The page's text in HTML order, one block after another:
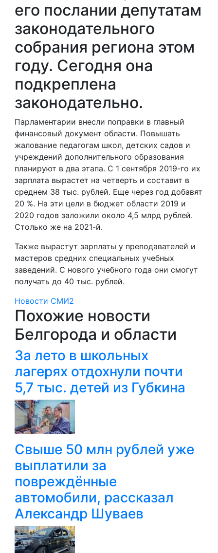
его послании депутатам
законодательного
собрания региона этом
году. Сегодня она
подкреплена
законодательно.
Парламентарии внесли поправки в главный
финансовый документ области. Повышать
жалование педагогам школ, детских садов и
учреждений дополнительного образования
планируют в два этапа. С 1 сентября 2019-го их
зарплата вырастет на четверть и составит в
среднем 38 тыс. рублей. Еще через год добавят
20 %. На эти цели в бюджет области 2019 и
2020 годов заложили около 4,5 млрд рублей.
Столько же на 2021-й.
Также вырастут зарплаты у преподавателей и
мастеров средних специальных учебных
заведений. С нового учебного года они смогут
получать до 40 тыс. рублей.
Новости СМИ2
Похожие новости
Белгорода и области
За лето в школьных
лагерях отдохнули почти
5,7 тыс. детей из Губкина
Свыше 50 млн рублей уже
выплатили за
повреждённые
автомобили, рассказал
Александр Шуваев